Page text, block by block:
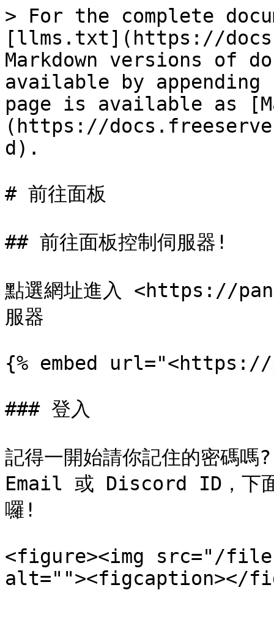
> For the complete
[llms.txt](https://
Markdown versions of
available by
page is available as
(https://
d).
# 前往面板
## 前往面板控制伺服器!
點選網址進入 <https://
服器
{% embed
### 登入
記得一開始請你記住的密碼
Email 或 Discord ID，下面
囉!
<figure><img src="/